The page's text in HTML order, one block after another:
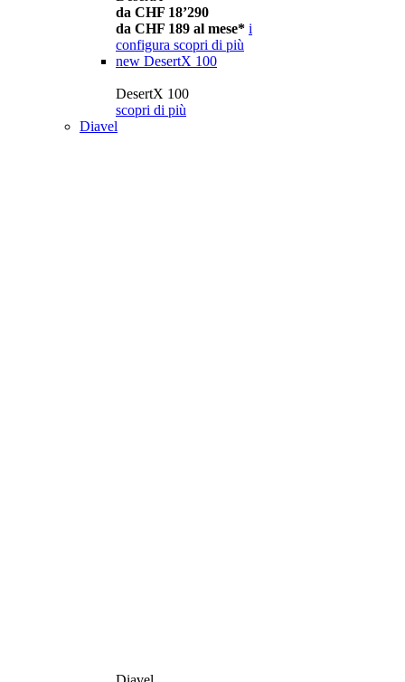
da CHF 18’290
da CHF 189 al mese* i
configura scopri di più
new DesertX 100
DesertX 100
scopri di più
Diavel